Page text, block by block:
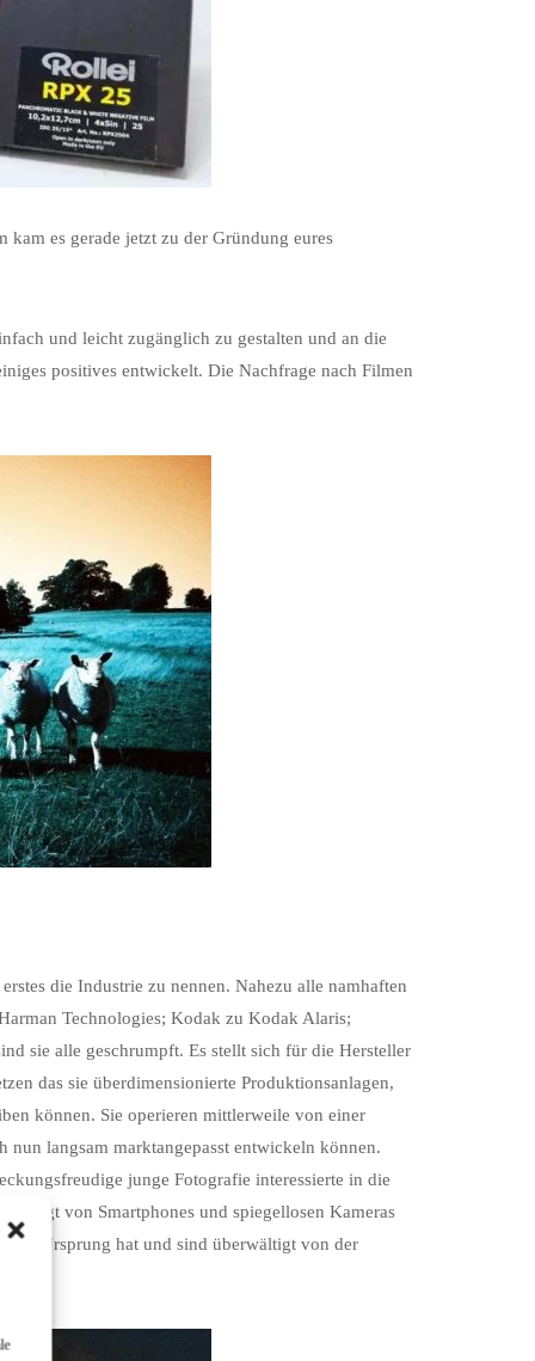
es gerade jetzt zu der Gründung eures
und leicht zugänglich zu gestalten und an die
positives entwickelt. Die Nachfrage nach Filmen
die Industrie zu nennen. Nahezu alle namhaften
Technologies; Kodak zu Kodak Alaris;
sie alle geschrumpft. Es stellt sich für die Hersteller
das sie überdimensionierte Produktionsanlagen,
können. Sie operieren mittlerweile von einer
nun langsam marktangepasst entwickeln können.
junge Fotografie interessierte in die
von Smartphones und spiegellosen Kameras
Ursprung hat und sind überwältigt von der